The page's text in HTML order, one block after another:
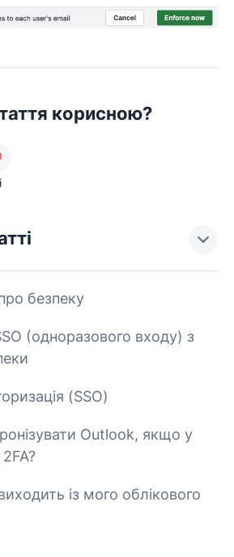
корисною?
безпеку
(одноразового входу) з
(SSO)
Outlook, якщо у
із мого облікового